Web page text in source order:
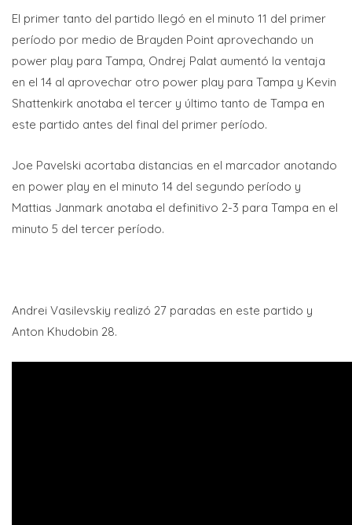
El primer tanto del partido llegó en el minuto 11 del primer
período por medio de Brayden Point aprovechando un
power play para Tampa, Ondrej Palat aumentó la ventaja
en el 14 al aprovechar otro power play para Tampa y Kevin
Shattenkirk anotaba el tercer y último tanto de Tampa en
este partido antes del final del primer período.
Joe Pavelski acortaba distancias en el marcador anotando
en power play en el minuto 14 del segundo período y
Mattias Janmark anotaba el definitivo 2-3 para Tampa en el
minuto 5 del tercer período.
Andrei Vasilevskiy realizó 27 paradas en este partido y
Anton Khudobin 28.